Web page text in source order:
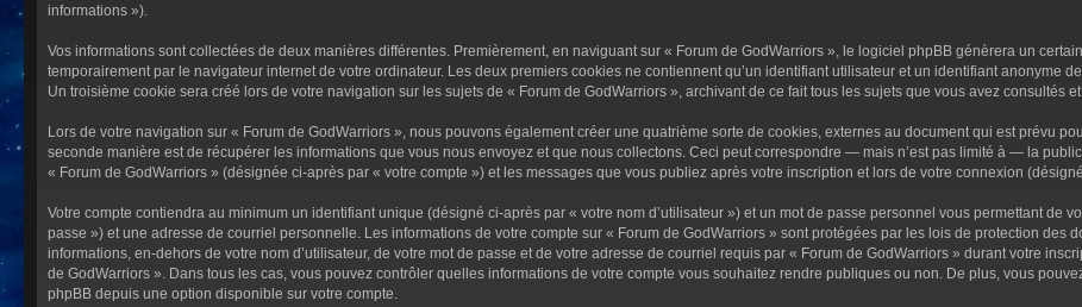
informations »).
Vos informations sont collectées de deux manières différentes. Premièrement, en naviguant sur « Forum de GodWarriors », le logiciel phpBB génèrera un
temporairement par le navigateur internet de votre ordinateur. Les deux premiers cookies ne contiennent qu’un identifiant utilisateur et un identifiant anonyme
Un troisième cookie sera créé lors de votre navigation sur les sujets de « Forum de GodWarriors », archivant de ce fait tous les sujets que vous avez consultés
Lors de votre navigation sur « Forum de GodWarriors », nous pouvons également créer une quatrième sorte de cookies, externes au document qui est prévu
seconde manière est de récupérer les informations que vous nous envoyez et que nous collectons. Ceci peut correspondre — mais n’est pas limité à — la
« Forum de GodWarriors » (désignée ci-après par « votre compte ») et les messages que vous publiez après votre inscription et lors de votre connexion
Votre compte contiendra au minimum un identifiant unique (désigné ci-après par « votre nom d’utilisateur ») et un mot de passe personnel vous permettant de
passe ») et une adresse de courriel personnelle. Les informations de votre compte sur « Forum de GodWarriors » sont protégées par les lois de protection des
informations, en-dehors de votre nom d’utilisateur, de votre mot de passe et de votre adresse de courriel requis par « Forum de GodWarriors » durant votre
de GodWarriors ». Dans tous les cas, vous pouvez contrôler quelles informations de votre compte vous souhaitez rendre publiques ou non. De plus, vous
phpBB depuis une option disponible sur votre compte.